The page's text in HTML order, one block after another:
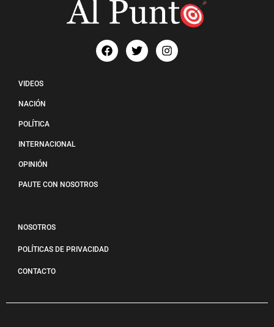
VIDEOS
NACIÓN
POLÍTICA
INTERNACIONAL
OPINIÓN
PAUTE CON NOSOTROS
NOSOTROS
POLÍTICAS DE PRIVACIDAD
CONTACTO